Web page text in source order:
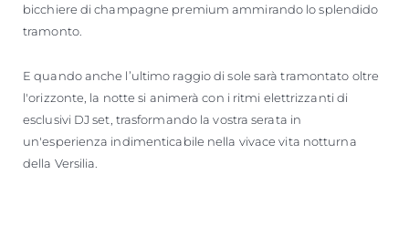
bicchiere di champagne premium ammirando lo splendido
tramonto.
E quando anche l’ultimo raggio di sole sarà tramontato oltre
l'orizzonte, la notte si animerà con i ritmi elettrizzanti di
esclusivi DJ set, trasformando la vostra serata in
un'esperienza indimenticabile nella vivace vita notturna
della Versilia.